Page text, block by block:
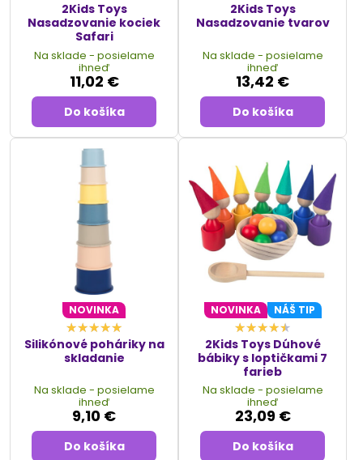
2Kids Toys
Nasadzovanie kociek
Safari
Na sklade - posielame
ihneď
11,02 €
Do košíka
2Kids Toys
Nasadzovanie tvarov
Na sklade - posielame
ihneď
13,42 €
Do košíka
NOVINKA
Silikónové poháriky na
skladanie
Na sklade - posielame
ihneď
9,10 €
Do košíka
NOVINKA NÁŠ TIP
2Kids Toys Dúhové
bábiky s loptičkami 7
farieb
Na sklade - posielame
ihneď
23,09 €
Do košíka